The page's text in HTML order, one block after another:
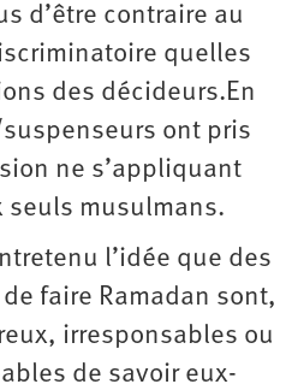
d’être contraire au
quelles
des décideurs.En
ont pris
ne s’appliquant
seuls musulmans.
l’idée que des
faire Ramadan sont,
irresponsables ou
de savoir eux-